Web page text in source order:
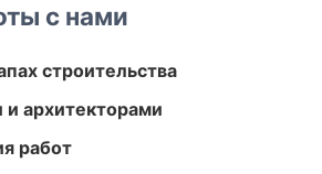
с нами
строительства
и архитекторами
работ